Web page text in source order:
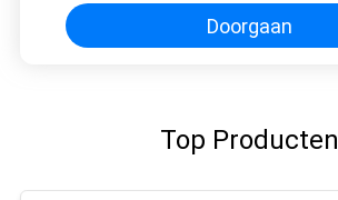
Doorgaan
Top Producten